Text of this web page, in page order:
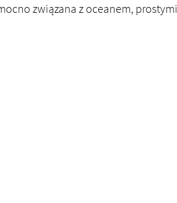
związana z oceanem, prostymi